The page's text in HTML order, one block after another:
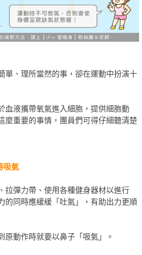
單、理所當然的事，卻在運動中扮演十
血液攜帶氧氣進入細胞，提供細胞動
麼重要的事情，團員們可得仔細聽清楚
吸氣
拉彈力帶、使用各種健身器材以進行
的同時應緩緩「吐氣」，有助出力更順
原動作時就要以鼻子「吸氣」。